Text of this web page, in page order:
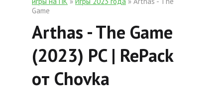
Game
Arthas - The Game
(2023) PC | RePack
от Chovka